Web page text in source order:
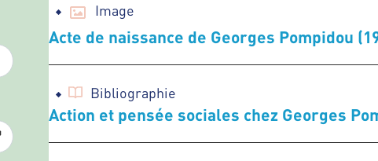
Image
Acte de naissance de Georges Pompidou
Bibliographie
Action et pensée sociales chez Georges